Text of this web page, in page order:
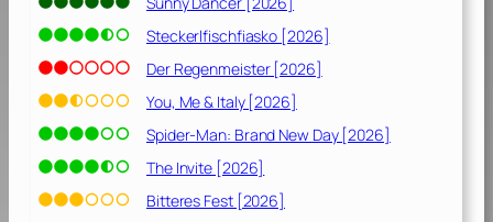
Steckerlfischfiasko [2026]
Der Regenmeister [2026]
You, Me & Italy [2026]
Spider-Man: Brand New Day [2026]
The Invite [2026]
Bitteres Fest [2026]